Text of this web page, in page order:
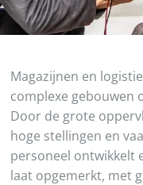
Magazijnen en
complexe gebouwen
Door de grote
hoge stellingen en
personeel ontwikkelt
laat opgemerkt, met